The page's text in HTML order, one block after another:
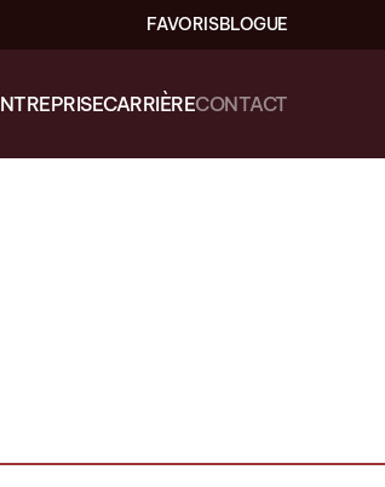
FAVORISBLOGUE
CARRIÈRECONTACT